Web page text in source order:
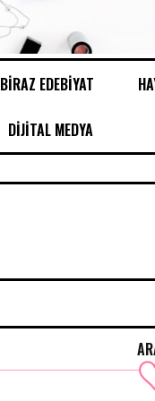
BİRAZ EDEBİYAT
DİJİTAL MEDYA